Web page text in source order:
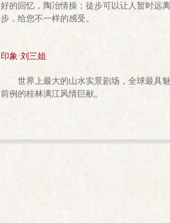
好的回忆，陶冶情操；徒步可以让人暂时远
步，给您不一样的感受。
印象·刘三姐
世界上最大的山水实景剧场，全球最具魅
前例的桂林漓江风情巨献。